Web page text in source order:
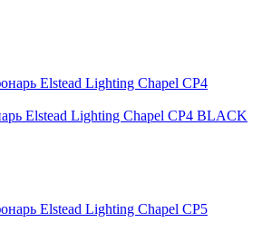
Elstead Lighting Chapel CP4 BLACK